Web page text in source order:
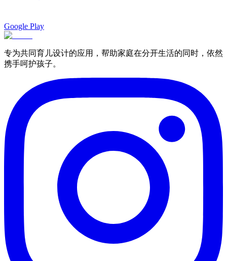
Google Play
专为共同育儿设计的应用，帮助家庭在分开生活的同时，依然
携手呵护孩子。